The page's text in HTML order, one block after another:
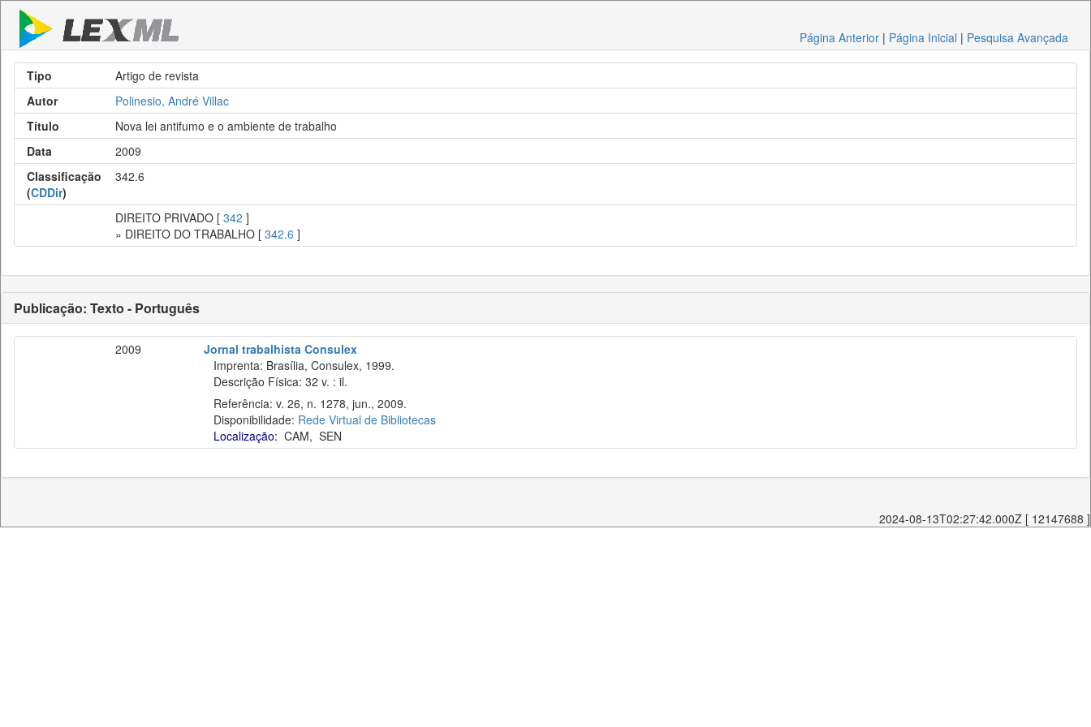
Página Anterior | Página Inicial | Pesquisa Avançada
Tipo
Artigo de revista
Autor
Polinesio, André Villac
Título
Nova lei antifumo e o ambiente de trabalho
Data
2009
Classificação
(CDDir)
342.6
DIREITO PRIVADO [ 342 ]
» DIREITO DO TRABALHO [ 342.6 ]
Publicação: Texto - Português
2009
Jornal trabalhista Consulex
Imprenta: Brasília, Consulex, 1999.
Descrição Física: 32 v. : il.
Referência: v. 26, n. 1278, jun., 2009.
Disponibilidade: Rede Virtual de Bibliotecas
Localização: CAM, SEN
2024-08-13T02:27:42.000Z [ 12147688 ]